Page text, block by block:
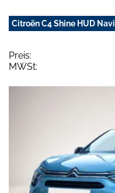
Citroën C4 Shine HUD
Preis:
MWSt: